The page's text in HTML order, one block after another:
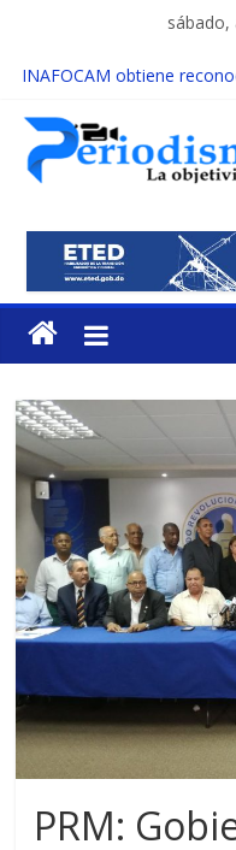
sábado,
INAFOCAM obtiene
15 de febrero de cada año
cáncer infantil
EL ENFOQUE
MESCyT y Universidad
reclusos
MESCyT presenta
Educación
PRM: